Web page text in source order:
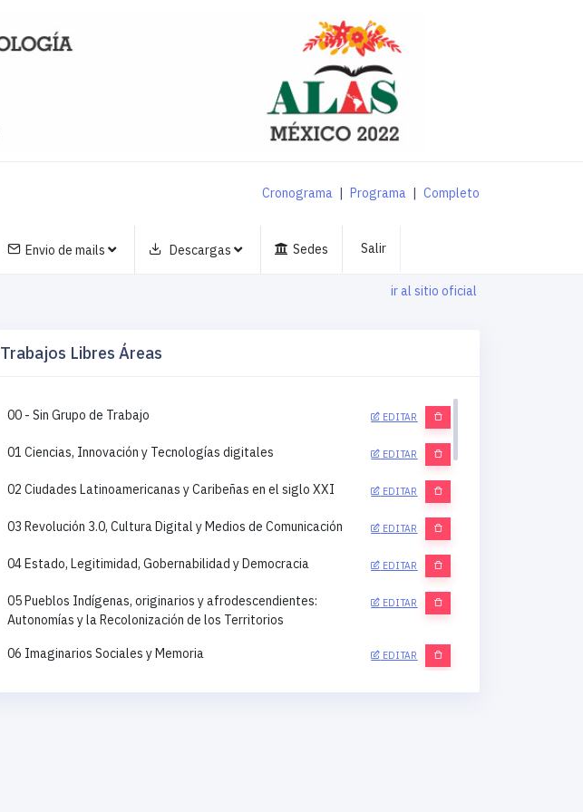
Cronograma | Programa | Completo
Envio de mails Descargas Sedes Salir
ir al sitio oficial
Trabajos Libres Áreas
00 - Sin Grupo de Trabajo EDITAR
01 Ciencias, Innovación y Tecnologías digitales EDITAR
02 Ciudades Latinoamericanas y Caribeñas en el siglo XXI EDITAR
03 Revolución 3.0, Cultura Digital y Medios de Comunicación EDITAR
04 Estado, Legitimidad, Gobernabilidad y Democracia EDITAR
05 Pueblos Indígenas, originarios y afrodescendientes:
Autonomías y la Recolonización de los Territorios
EDITAR
06 Imaginarios Sociales y Memoria EDITAR